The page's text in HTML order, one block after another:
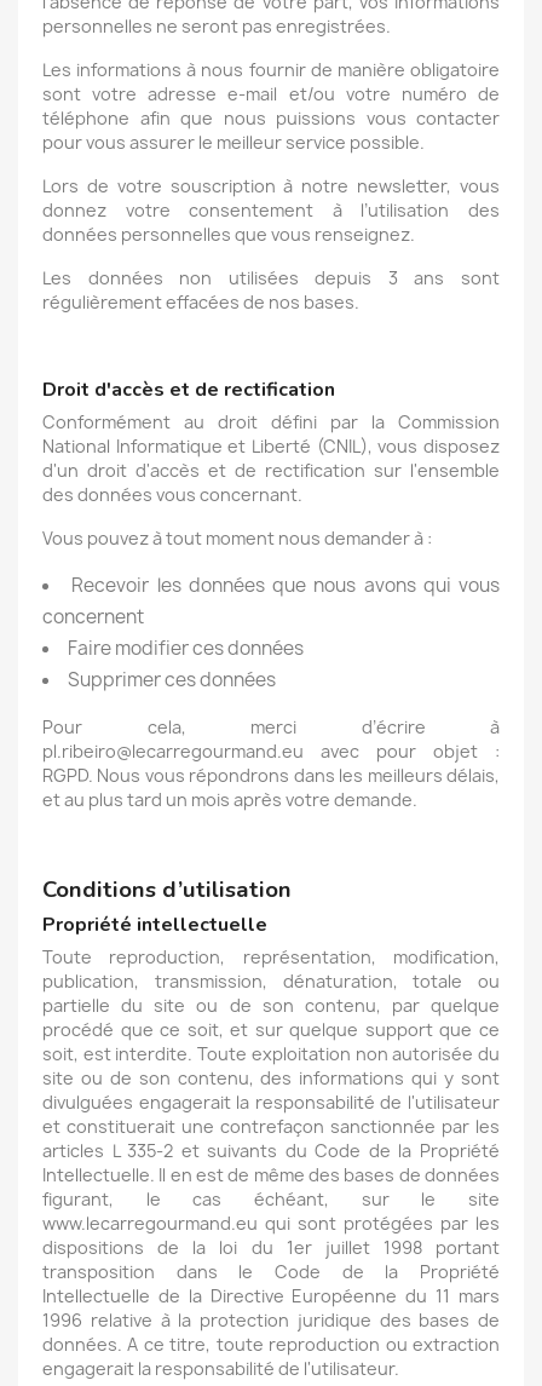
personnelles ne seront pas enregistrées.
Les informations à nous fournir de manière obligatoire
sont votre adresse e-mail et/ou votre numéro de
téléphone afin que nous puissions vous contacter
pour vous assurer le meilleur service possible.
Lors de votre souscription à notre newsletter, vous
donnez votre consentement à l’utilisation des
données personnelles que vous renseignez.
Les données non utilisées depuis 3 ans sont
régulièrement effacées de nos bases.
Droit d'accès et de rectification
Conformément au droit défini par la Commission
National Informatique et Liberté (CNIL), vous disposez
d'un droit d'accès et de rectification sur l'ensemble
des données vous concernant.
Vous pouvez à tout moment nous demander à :
Recevoir les données que nous avons qui vous
concernent
Faire modifier ces données
Supprimer ces données
Pour cela, merci d’écrire à
pl.ribeiro@lecarregourmand.eu avec pour objet :
RGPD. Nous vous répondrons dans les meilleurs délais,
et au plus tard un mois après votre demande.
Conditions d’utilisation
Propriété intellectuelle
Toute reproduction, représentation, modification,
publication, transmission, dénaturation, totale ou
partielle du site ou de son contenu, par quelque
procédé que ce soit, et sur quelque support que ce
soit, est interdite. Toute exploitation non autorisée du
site ou de son contenu, des informations qui y sont
divulguées engagerait la responsabilité de l'utilisateur
et constituerait une contrefaçon sanctionnée par les
articles L 335-2 et suivants du Code de la Propriété
Intellectuelle. Il en est de même des bases de données
figurant, le cas échéant, sur le site
www.lecarregourmand.eu qui sont protégées par les
dispositions de la loi du 1er juillet 1998 portant
transposition dans le Code de la Propriété
Intellectuelle de la Directive Européenne du 11 mars
1996 relative à la protection juridique des bases de
données. A ce titre, toute reproduction ou extraction
engagerait la responsabilité de l'utilisateur.